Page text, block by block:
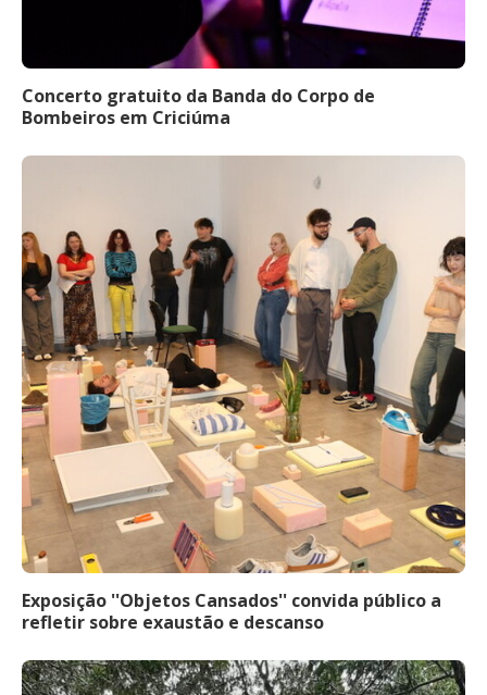
Concerto gratuito da Banda do Corpo de
Bombeiros em Criciúma
Exposição ''Objetos Cansados'' convida público a
refletir sobre exaustão e descanso